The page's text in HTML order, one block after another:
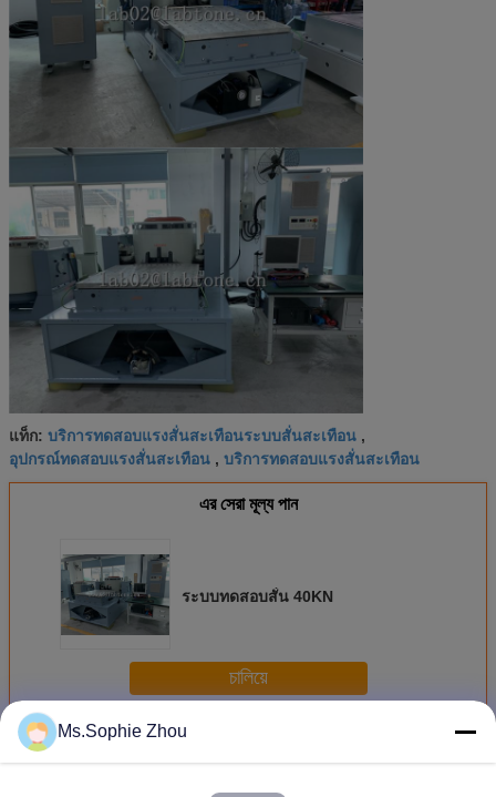
แท็ก: บริการทดสอบแรงสั่นสะเทือนระบบสั่นสะเทือน ,
อุปกรณ์ทดสอบแรงสั่นสะเทือน , บริการทดสอบแรงสั่นสะเทือน
এর সেরা মূল্য পান
ระบบทดสอบสั่น 40KN
চালিয়ে
มากกว่าระบบทดสอบการสั่นสะเทือน
Ms.Sophie Zhou